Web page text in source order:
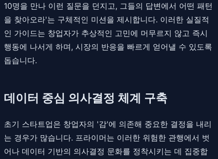
10명을 만나 이런 질문을 던지고, 그들의 답변에서 어떤 패턴
을 찾아오라'는 구체적인 미션을 제시합니다. 이러한 실질적
인 가이드는 창업자가 추상적인 고민에 머무르지 않고 즉시
행동에 나서게 하며, 시장의 반응을 빠르게 얻어낼 수 있도록
돕습니다.
데이터 중심 의사결정 체계 구축
초기 스타트업은 창업자의 '감'에 의존해 중요한 결정을 내리
는 경우가 많습니다. 프라이머는 이러한 위험한 관행에서 벗
어나 데이터 기반의 의사결정 문화를 정착시키는 데 집중합